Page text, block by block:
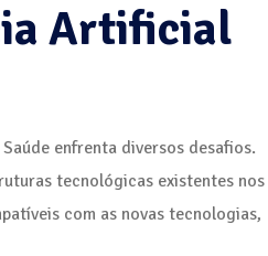
Artificial
enfrenta diversos desafios.
tecnológicas existentes nos
com as novas tecnologias,